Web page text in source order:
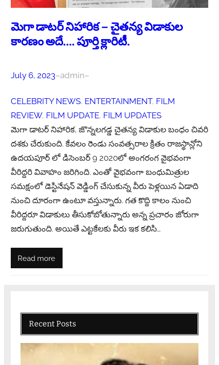
మెగా డాటర్ నిహారిక – చైతన్య విడాకుల
కారణం అదే…. పూర్తి క్లారిటీ.
July 6, 2023–admin–
CELEBRITY NEWS, ENTERTAINMENT, FILM
REVIEW, FILM UPDATE, FILM UPDATES
మెగా డాటర్ నిహారిక, జొన్నలగడ్డ చైతన్య విడాకుల బంధం చివరి
దశకు చేరుకుంది. కేవలం రెండు సంవత్సరాల క్రితం రాజస్థాన్లోని
ఉదయపూర్ లో డిసెంబర్ 9 2020లో అంగరంగ వైభవంగా
వీరిద్దరి వివాహం జరిగింది. ఎంతో వైభవంగా బంధుమిత్రుల
సమక్షంలో డెస్టినేషన్ వెడ్డింగ్ చేసుకున్న వీరు పెళ్లయిన ఏడాది
నుంచి దూరంగా ఉంటూ వస్తున్నారు. గత కొద్ది కాలం నుంచి
వీరిద్దరూ విడాకులు తీసుకోబోతున్నారు అన్న ప్రచారం జోరుగా
జరుగుతుంది. అయితే ఎట్టకేలకు వీరు ఇక కలిసి…
Read more
Recent Posts